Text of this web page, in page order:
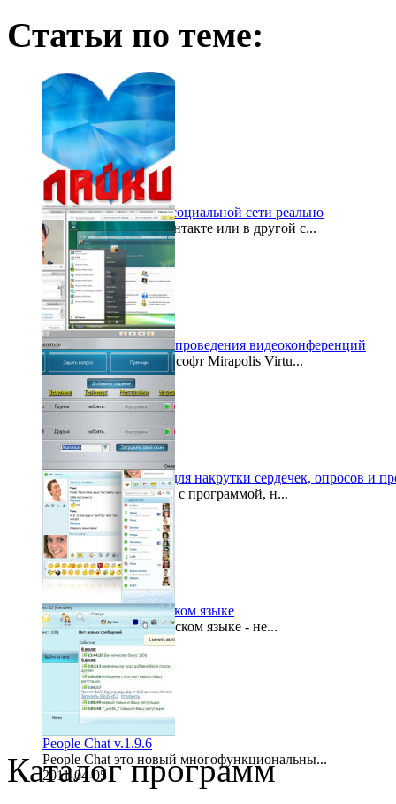
Статьи по теме:
Стать популярным в социальной сети реально
Завели страницу ВКонтакте или в другой с...
2015-10-08
Бесплатный софт для проведения видеоконференций
Вышел обновленный софт Mirapolis Virtu...
2012-06-05
FvCheat - программа для накрутки сердечек, опросов и
Чтобы начать работу с программой, н...
2012-01-10
Аська онлайн на русском языке
Аська онлайн на русском языке - не...
2011-04-28
People Chat v.1.9.6
People Chat это новый многофункциональны...
2011-04-05
Каталог программ